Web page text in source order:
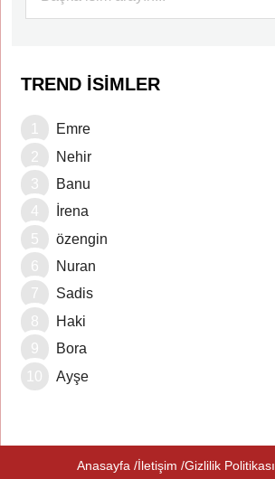
TREND İSIMLER
Emre
Nehir
Banu
İrena
özengin
Nuran
Sadis
Haki
Bora
Ayşe
Anasayfa İletişim Gizlilik Politikası